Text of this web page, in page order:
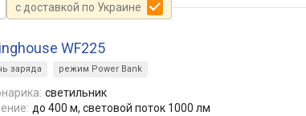
с доставкой по Украине
WF225
заряда режим Power Bank
светильник
до 400 м, световой поток 1000 лм